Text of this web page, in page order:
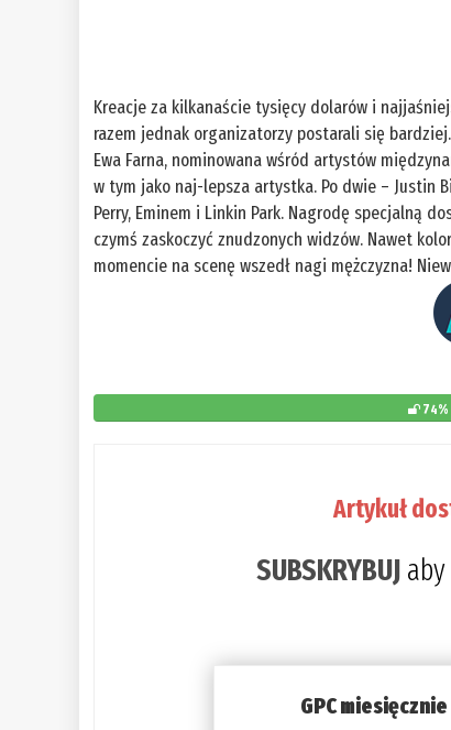
Kreacje za kilkanaście tysięcy dolarów i
razem jednak organizatorzy postarali się
Ewa Farna, nominowana wśród artystów
w tym jako naj-lepsza artystka. Po dwie – Justin
Perry, Eminem i Linkin Park. Nagrodę specjalną
czymś zaskoczyć znudzonych widzów. Nawet
momencie na scenę wszedł nagi mężczyzna!
74%
Artykuł
SUBSKRYBUJaby
GPC miesięcznie